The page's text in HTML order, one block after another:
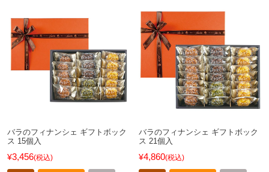
バラのフィナンシェ ギフトボック
ス 15個入
¥3,456 税込
バラのフィナンシェ ギフトボック
ス 21個入
¥4,860 税込